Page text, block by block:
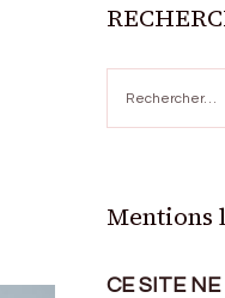
Mentions
CE SITE